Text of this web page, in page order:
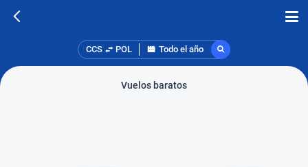
CCS POL Todo el año
Vuelos baratos